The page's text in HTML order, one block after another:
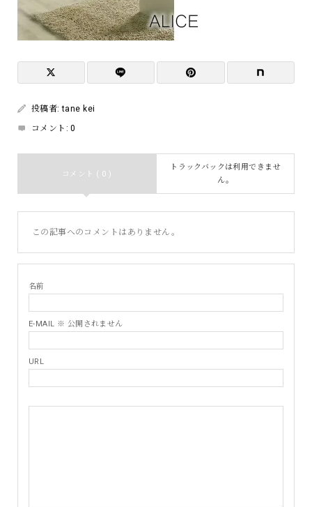
投稿者:tane kei
コメント:0
コメント ( 0 )
トラックバックは利用できませ
ん。
この記事へのコメントはありません。
名前
E-MAIL ※ 公開されません
URL